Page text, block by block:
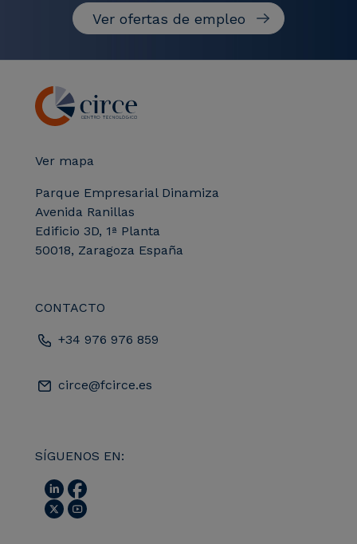
Ver ofertas de empleo
Ver mapa
Parque Empresarial Dinamiza
Avenida Ranillas
Edificio 3D, 1ª Planta
50018, Zaragoza España
CONTACTO
+34 976 976 859
circe@fcirce.es
SÍGUENOS EN: